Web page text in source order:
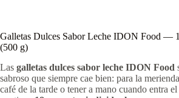
Galletas Dulces Sabor Leche IDON Food —
(500 g)
Las galletas dulces sabor leche IDON Food
sabroso que siempre cae bien: para la
café de la tarde o tener a mano cuando entra